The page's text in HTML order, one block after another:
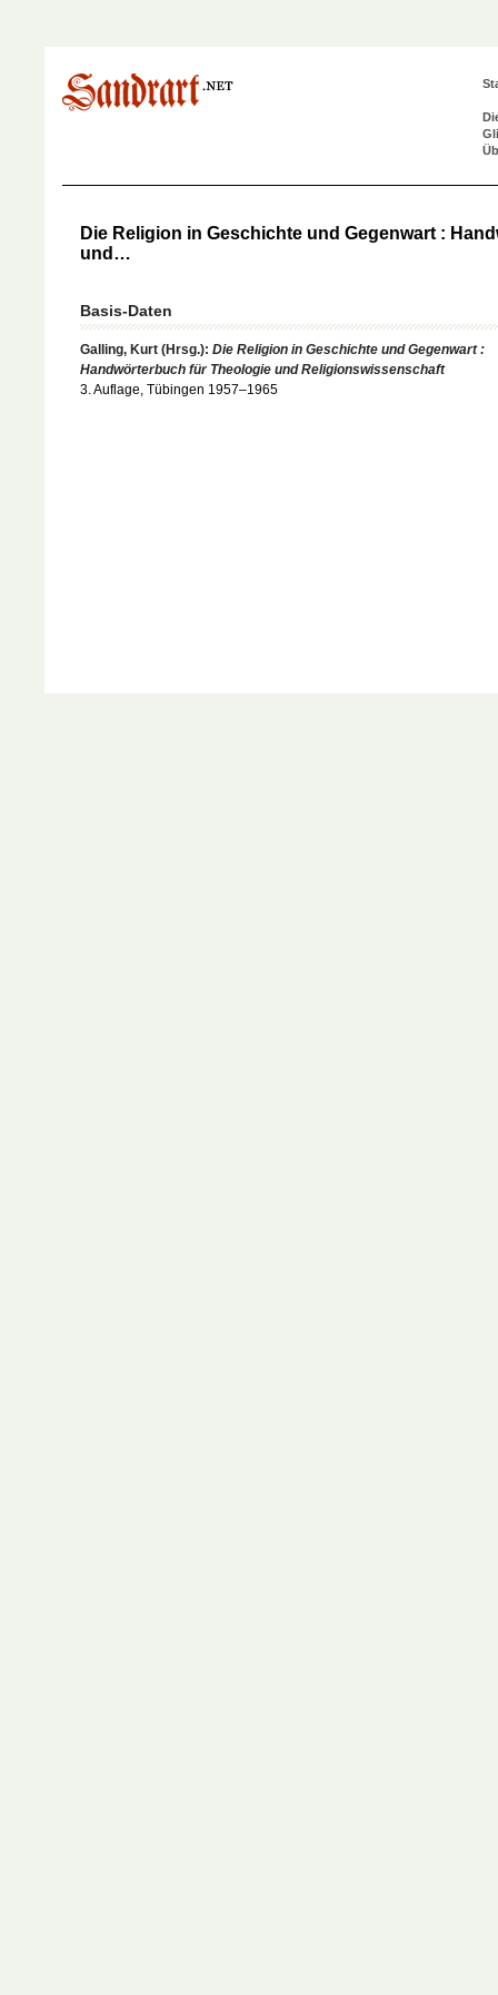
Die Religion in Geschichte und Gegenwart :
und…
Basis-Daten
Galling, Kurt (Hrsg.): Die Religion in Geschichte und Gegenwart :
Handwörterbuch für Theologie und Religionswissenschaft
3. Auflage, Tübingen 1957–1965